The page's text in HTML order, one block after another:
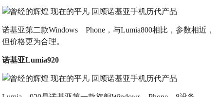
诺基亚第二款Windows Phone，与Lumia800相比，参数相近，
但价格更为合理。
诺基亚Lumia920